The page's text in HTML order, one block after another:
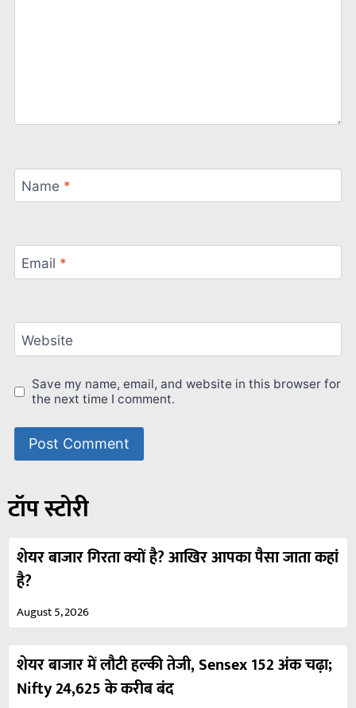
Name *
Email *
Website
Save my name, email, and website in this browser for
the next time I comment.
टॉप स्टोरी
शेयर बाजार गिरता क्यों है? आखिर आपका पैसा जाता कहां
है?
August 5, 2026
शेयर बाजार में लौटी हल्की तेजी, Sensex 152 अंक चढ़ा;
Nifty 24,625 के करीब बंद